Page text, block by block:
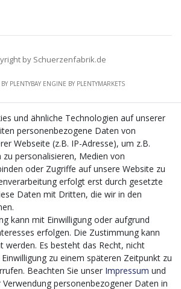
by Schuerzenfabrik.de
PLENTYBAYENGINE BY PLENTYMARKETS
zur digitalen Optimierung
Projekt, welches im Zeitraum vom
29.02.2024 im Rahmen des
Digitalisierung Zuschuss EFRE 2021
wird, möchten wir in die Anschaffung
Systems (CMS-
um unseren Online-Shop
zu können. Diese Software dient
Erstellung,
und Darstellung digitaler
unserem Unternehmen. Dies ist
und ähnliche Technologien auf unserer
personenbezogene Daten von
Webseite (z.B. IP-Adresse), um z.B.
zu personalisieren, Medien von
oder Zugriffe auf unsere Website zu
erfolgt erst durch gesetzte
Daten mit Dritten, die wir in den
kann mit Einwilligung oder aufgrund
erfolgen. Die Zustimmung kann
werden. Es besteht das Recht, nicht
zu einem späteren Zeitpunkt zu
Beachten Sie unser Impressum und
personenbezogener Daten in